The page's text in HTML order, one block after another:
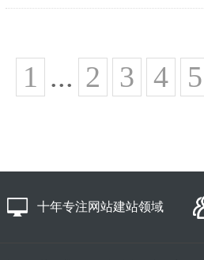
1 ... 2 3 4 5
十年专注网站建站领域